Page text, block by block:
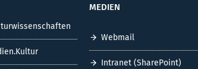
MEDIEN
Webmail
Intranet (SharePoint)